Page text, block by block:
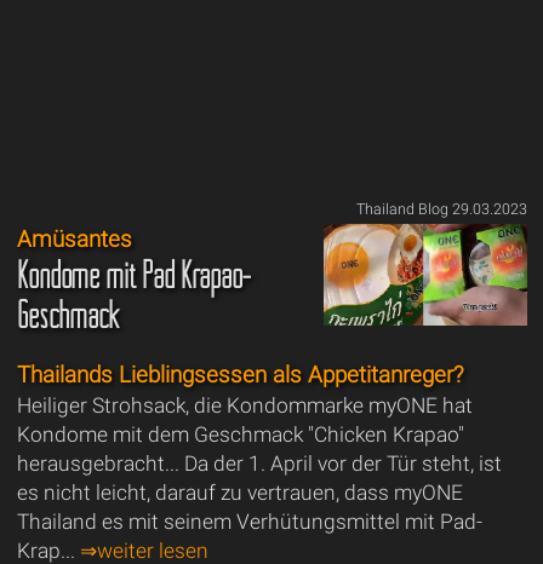
Thailand Blog 29.03.2023
Amüsantes
Kondome mit Pad Krapao-
Geschmack
Thailands Lieblingsessen als Appetitanreger?
Heiliger Strohsack, die Kondommarke myONE hat
Kondome mit dem Geschmack "Chicken Krapao"
herausgebracht... Da der 1. April vor der Tür steht, ist
es nicht leicht, darauf zu vertrauen, dass myONE
Thailand es mit seinem Verhütungsmittel mit Pad-
Krap... ⇒weiter lesen